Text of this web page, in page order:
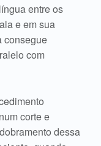
entre os
e em sua
consegue
com
corte e
dessa